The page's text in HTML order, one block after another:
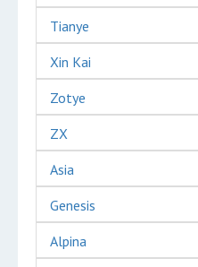
Tianye
Xin Kai
Zotye
ZX
Asia
Genesis
Alpina